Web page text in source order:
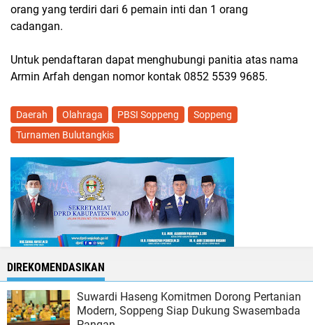
orang yang terdiri dari 6 pemain inti dan 1 orang
cadangan.
Untuk pendaftaran dapat menghubungi panitia atas nama
Armin Arfah dengan nomor kontak 0852 5539 9685.
Daerah Olahraga PBSI Soppeng
Soppeng
Turnamen Bulutangkis
DIREKOMENDASIKAN
Suwardi Haseng Komitmen Dorong Pertanian
Modern, Soppeng Siap Dukung Swasembada